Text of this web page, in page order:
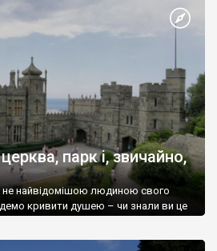
парк і, звичайно,
не найвідомішою людиною свого
кривити душею – чи знали ви це